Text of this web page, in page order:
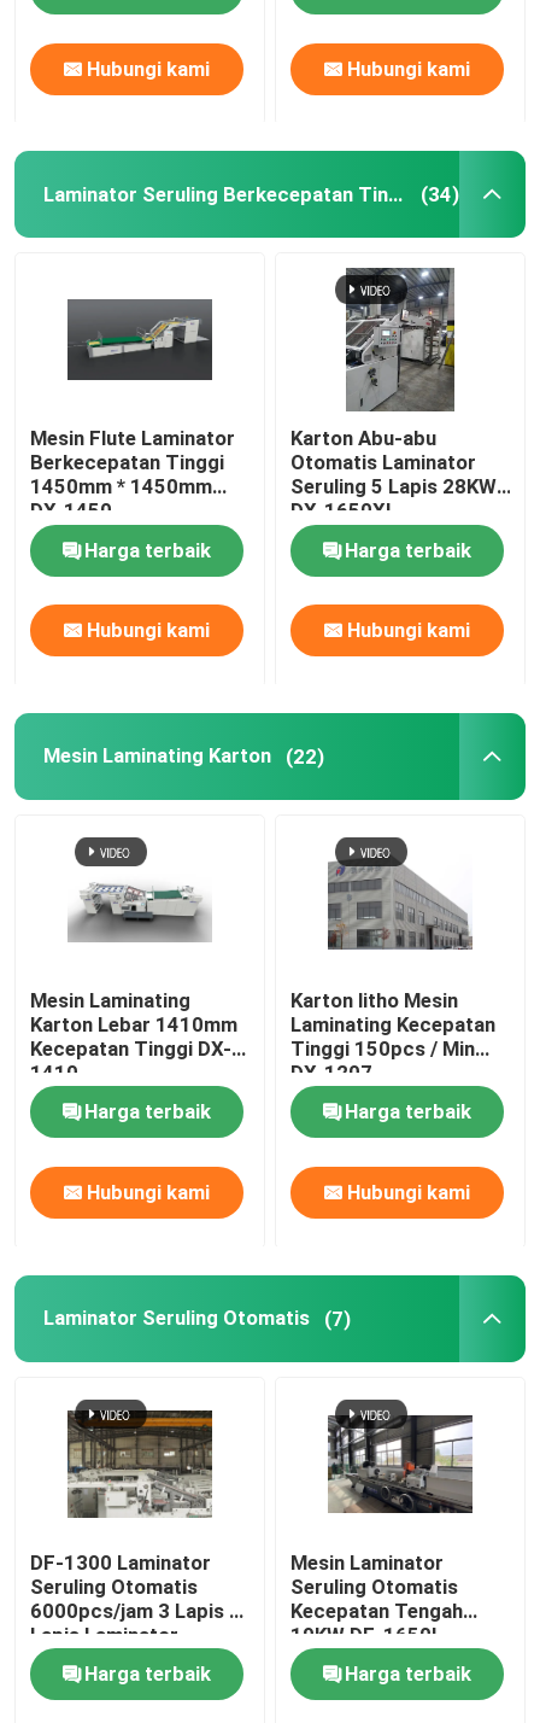
Rumah
Produk
Tentang Kami
Tur Pabrik
Hubungi Kami
Berita
Kasus-kasus
Minta Kutipan
Mesin Laminator Seruling
Laminator Seruling Berkecepatan Tinggi
Mesin Laminating Karton
mesin perekat folder
Mesin Turner Pile
Mesin Laminator Film Termal
Hubungi kami Hubungi kami
Laminator Seruling Berkecepatan Tinggi (34)
Mesin Flute Laminator
Berkecepatan Tinggi
1450mm * 1450mm
DX-1450
Harga terbaik
Hubungi kami
Karton Abu-abu
Otomatis Laminator
Seruling 5 Lapis 28KW
DX-1650XL
Harga terbaik
Hubungi kami
Mesin Laminating Karton (22)
Mesin Laminating
Karton Lebar 1410mm
Kecepatan Tinggi DX-
1410
Harga terbaik
Hubungi kami
Karton litho Mesin
Laminating Kecepatan
Tinggi 150pcs / Min
DX-1207
Harga terbaik
Hubungi kami
Laminator Seruling Otomatis (7)
DF-1300 Laminator
Seruling Otomatis
6000pcs/jam 3 Lapis 5
Lapis Laminator
Seruling
Harga terbaik
Mesin Laminator
Seruling Otomatis
Kecepatan Tengah
19KW DF-1650L
Harga terbaik